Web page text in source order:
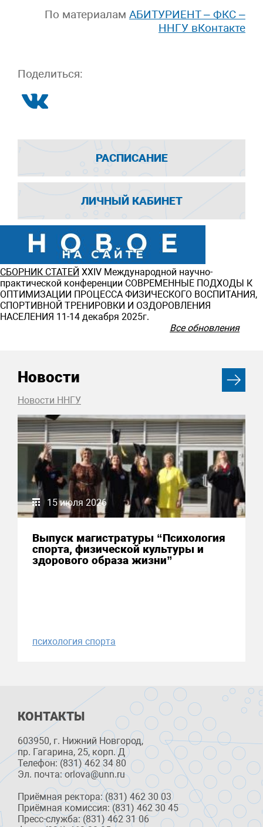
По материалам АБИТУРИЕНТ – ФКС –
ННГУ вКонтакте
Поделиться:
РАСПИСАНИЕ
ЛИЧНЫЙ КАБИНЕТ
СБОРНИК СТАТЕЙ ХXIV Международной научно-
практической конференции СОВРЕМЕННЫЕ ПОДХОДЫ К
ОПТИМИЗАЦИИ ПРОЦЕССА ФИЗИЧЕСКОГО ВОСПИТАНИЯ,
СПОРТИВНОЙ ТРЕНИРОВКИ И ОЗДОРОВЛЕНИЯ
НАСЕЛЕНИЯ 11-14 декабря 2025г.
Все обновления
Новости
Новости ННГУ
15 июля 2026
Выпуск магистратуры “Психология
спорта, физической культуры и
здорового образа жизни”
психология спорта
КОНТАКТЫ
603950, г. Нижний Новгород,
пр. Гагарина, 25, корп. Д
Телефон: (831) 462 34 80
Эл. почта: orlova@unn.ru
Приёмная ректора: (831) 462 30 03
Приёмная комиссия: (831) 462 30 45
Пресс-служба: (831) 462 31 06